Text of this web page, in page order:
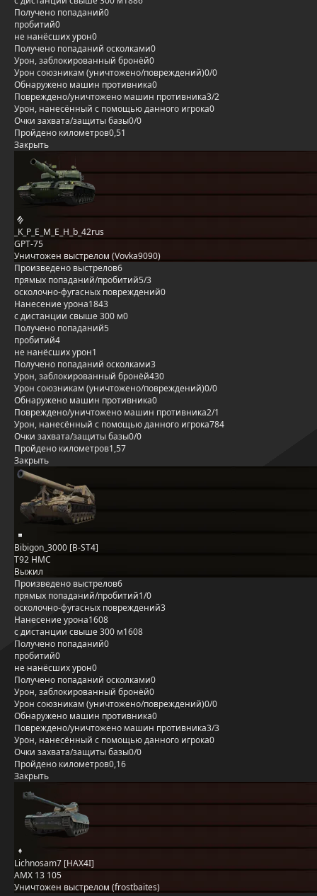
Получено попаданий0
пробитий0
не нанёсших урон0
Получено попаданий осколками0
Урон, заблокированный бронёй0
Урон союзникам (уничтожено/повреждений)0/0
Обнаружено машин противника0
Повреждено/уничтожено машин противника3/2
Урон, нанесённый с помощью данного игрока0
Очки захвата/защиты базы0/0
Пройдено километров0,51
Закрыть
_K_P_E_M_E_H_b_42rus
GPT-75
Уничтожен выстрелом (Vovka9090)
Произведено выстрелов6
прямых попаданий/пробитий5/3
осколочно-фугасных повреждений0
Нанесение урона1843
с дистанции свыше 300 м0
Получено попаданий5
пробитий4
не нанёсших урон1
Получено попаданий осколками3
Урон, заблокированный бронёй430
Урон союзникам (уничтожено/повреждений)0/0
Обнаружено машин противника0
Повреждено/уничтожено машин противника2/1
Урон, нанесённый с помощью данного игрока784
Очки захвата/защиты базы0/0
Пройдено километров1,57
Закрыть
Bibigon_3000 [B-ST4]
T92 HMC
Выжил
Произведено выстрелов6
прямых попаданий/пробитий1/0
осколочно-фугасных повреждений3
Нанесение урона1608
с дистанции свыше 300 м1608
Получено попаданий0
пробитий0
не нанёсших урон0
Получено попаданий осколками0
Урон, заблокированный бронёй0
Урон союзникам (уничтожено/повреждений)0/0
Обнаружено машин противника0
Повреждено/уничтожено машин противника3/3
Урон, нанесённый с помощью данного игрока0
Очки захвата/защиты базы0/0
Пройдено километров0,16
Закрыть
Lichnosam7 [HAX4I]
AMX 13 105
Уничтожен выстрелом (frostbaites)